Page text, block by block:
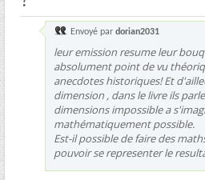
Envoyé par dorian2031
leur emission resume leur
absolument point de vu
anecdotes historiques! Et
dimension , dans le livre ils
dimensions impossible a
mathématiquement possible.
Est-il possible de faire des
pouvoir se representer le